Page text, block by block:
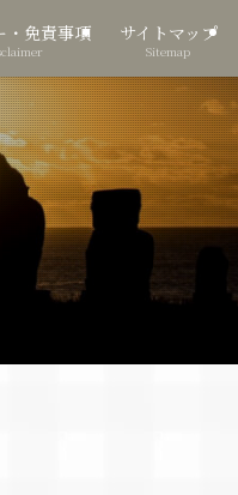
・免責事項 サイトマップ
Sitemap